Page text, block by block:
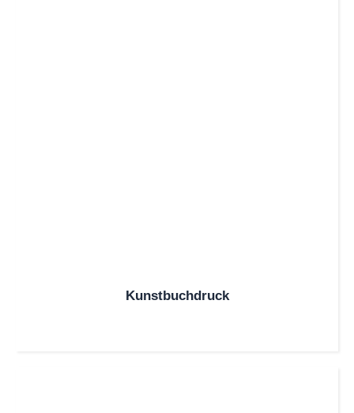
Kunstbuchdruck